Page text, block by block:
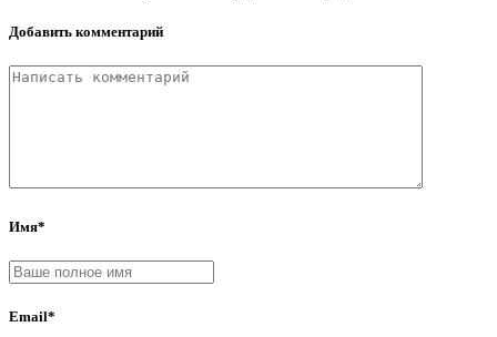
Добавить комментарий
Имя*
Email*